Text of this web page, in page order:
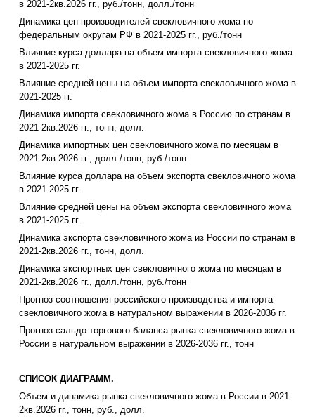
в 2021-2кв.2026 гг., руб./тонн, долл./тонн
Динамика цен производителей свекловичного жома по
федеральным округам РФ в 2021-2025 гг., руб./тонн
Влияние курса доллара на объем импорта свекловичного жома
в 2021-2025 гг.
Влияние средней цены на объем импорта свекловичного жома в
2021-2025 гг.
Динамика импорта свекловичного жома в Россию по странам в
2021-2кв.2026 гг., тонн, долл.
Динамика импортных цен свекловичного жома по месяцам в
2021-2кв.2026 гг., долл./тонн, руб./тонн
Влияние курса доллара на объем экспорта свекловичного жома
в 2021-2025 гг.
Влияние средней цены на объем экспорта свекловичного жома
в 2021-2025 гг.
Динамика экспорта свекловичного жома из России по странам в
2021-2кв.2026 гг., тонн, долл.
Динамика экспортных цен свекловичного жома по месяцам в
2021-2кв.2026 гг., долл./тонн, руб./тонн
Прогноз соотношения российского производства и импорта
свекловичного жома в натуральном выражении в 2026-2036 гг.
Прогноз сальдо торгового баланса рынка свекловичного жома в
России в натуральном выражении в 2026-2036 гг., тонн
СПИСОК ДИАГРАММ.
Объем и динамика рынка свекловичного жома в России в 2021-
2кв.2026 гг., тонн, руб., долл.